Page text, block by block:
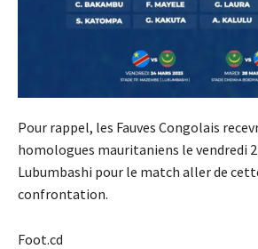
Pour rappel, les Fauves Congolais
homologues mauritaniens le vendredi
Lubumbashi pour le match aller de
confrontation.
Foot.cd